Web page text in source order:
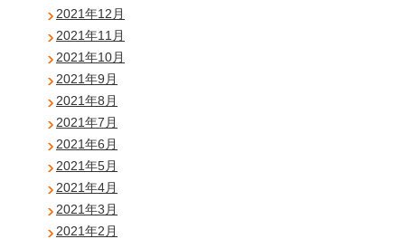
2021年12月
2021年11月
2021年10月
2021年9月
2021年8月
2021年7月
2021年6月
2021年5月
2021年4月
2021年3月
2021年2月